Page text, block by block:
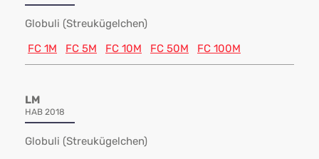
Globuli (Streukügelchen)
FC 1M
FC 5M FC 10M FC 50M FC 100M
LM
HAB 2018
Globuli (Streukügelchen)